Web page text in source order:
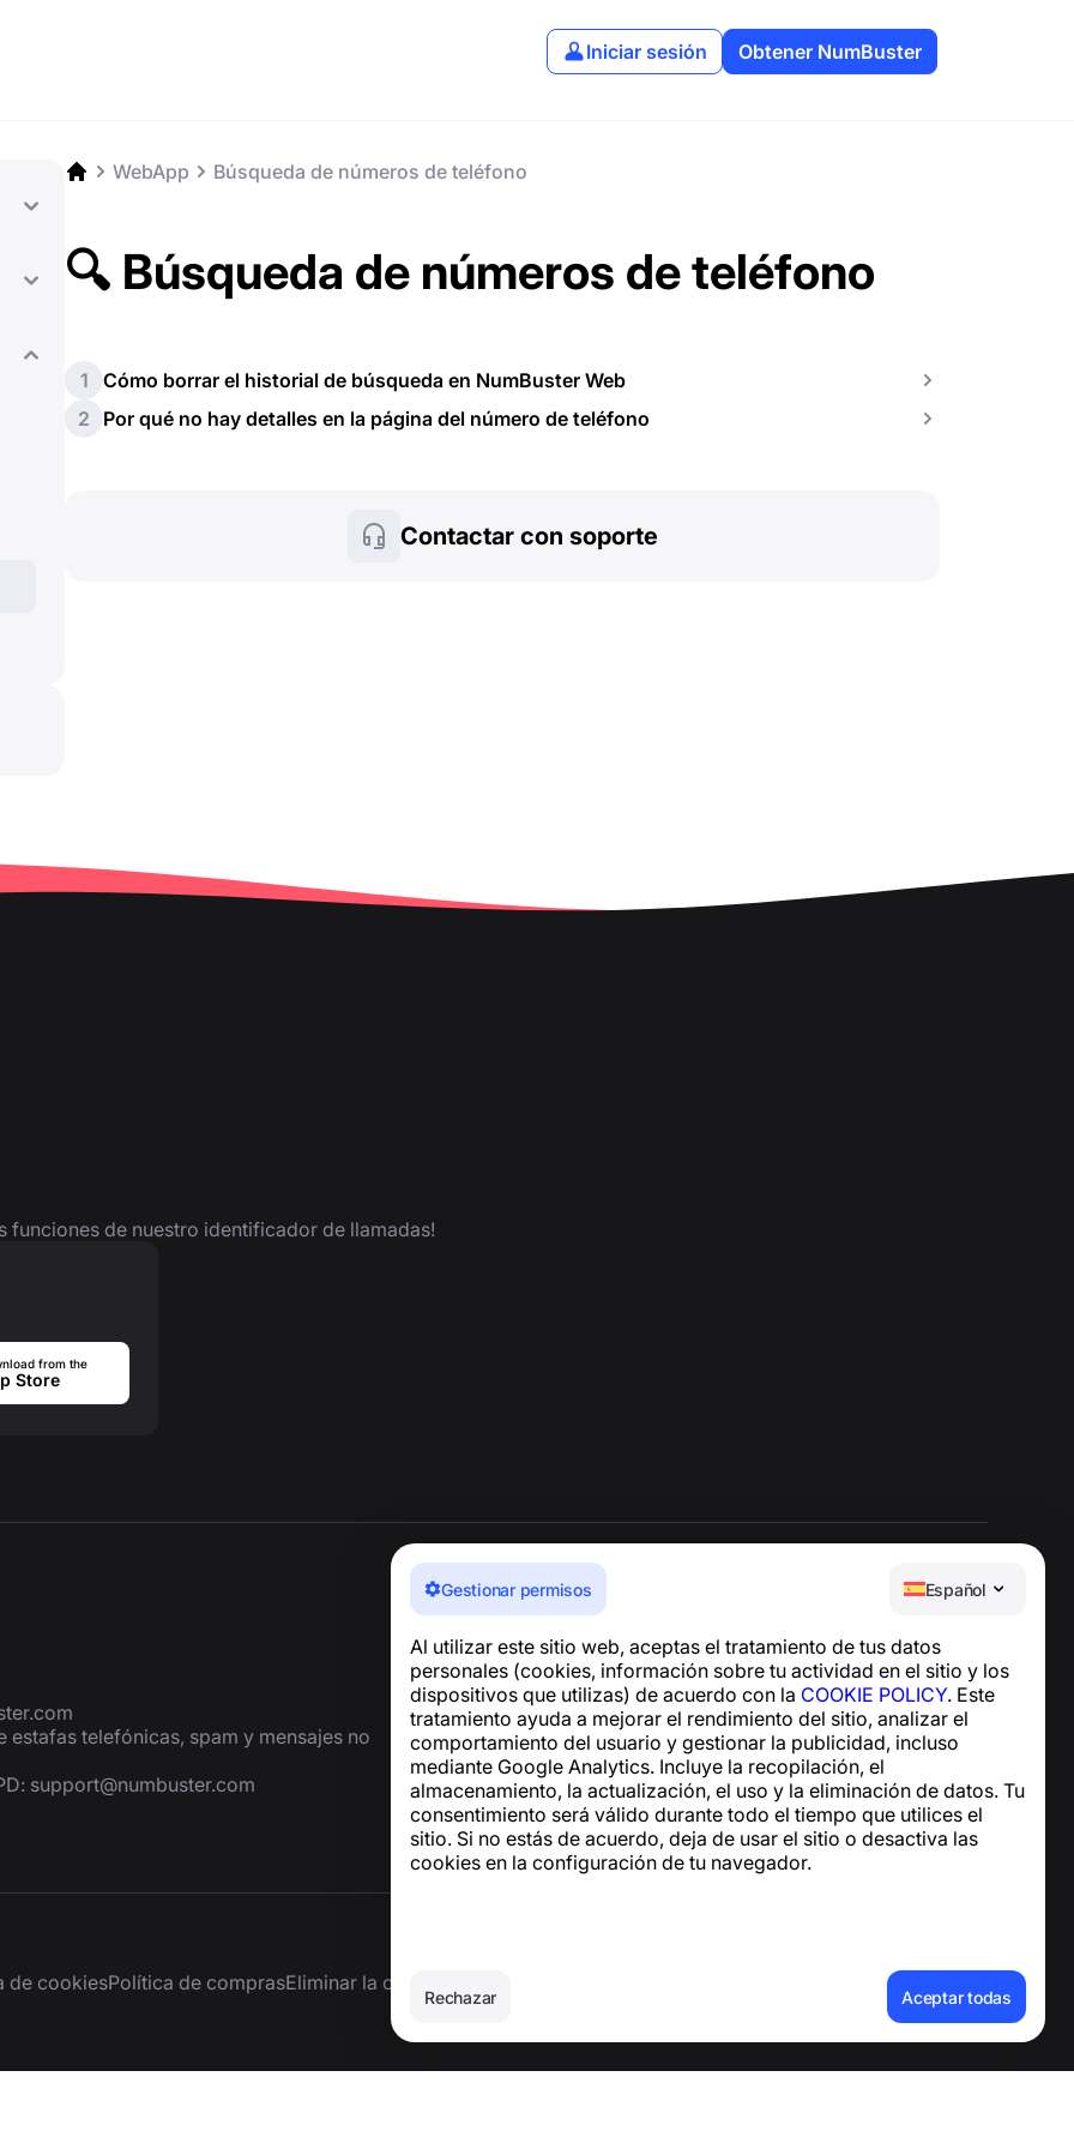
Iniciar sesión Obtener NumBuster
Gestionar permisos Español
Al utilizar este sitio web, aceptas el tratamiento de tus datos
personales (cookies, información sobre tu actividad en el sitio y los
dispositivos que utilizas) de acuerdo con la COOKIE POLICY. Este
tratamiento ayuda a mejorar el rendimiento del sitio, analizar el
comportamiento del usuario y gestionar la publicidad, incluso
mediante Google Analytics. Incluye la recopilación, el
almacenamiento, la actualización, el uso y la eliminación de datos. Tu
consentimiento será válido durante todo el tiempo que utilices el
sitio. Si no estás de acuerdo, deja de usar el sitio o desactiva las
cookies en la configuración de tu navegador.
Rechazar Aceptar todas
WebApp Búsqueda de números de teléfono
🔍 Búsqueda de números de teléfono
1
Cómo borrar el historial de búsqueda en NumBuster Web
2
Por qué no hay detalles en la página del número de teléfono
Contactar con soporte
funciones de nuestro identificador de llamadas!
from the
Store
telefónicas, spam y mensajes no
support@numbuster.com
Noticias y artículos
Sobre el proyecto
Contactos
de cookiesPolítica de comprasEliminar la cuenta y los datos personales